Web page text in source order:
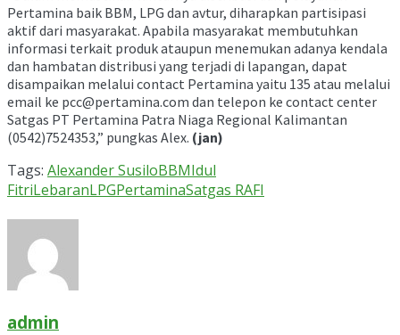
Pertamina baik BBM, LPG dan avtur, diharapkan partisipasi
aktif dari masyarakat. Apabila masyarakat membutuhkan
informasi terkait produk ataupun menemukan adanya kendala
dan hambatan distribusi yang terjadi di lapangan, dapat
disampaikan melalui contact Pertamina yaitu 135 atau melalui
email ke pcc@pertamina.com dan telepon ke contact center
Satgas PT Pertamina Patra Niaga Regional Kalimantan
(0542)7524353,” pungkas Alex. (jan)
Tags: Alexander SusiloBBMIdul
FitriLebaranLPGPertaminaSatgas RAFI
admin